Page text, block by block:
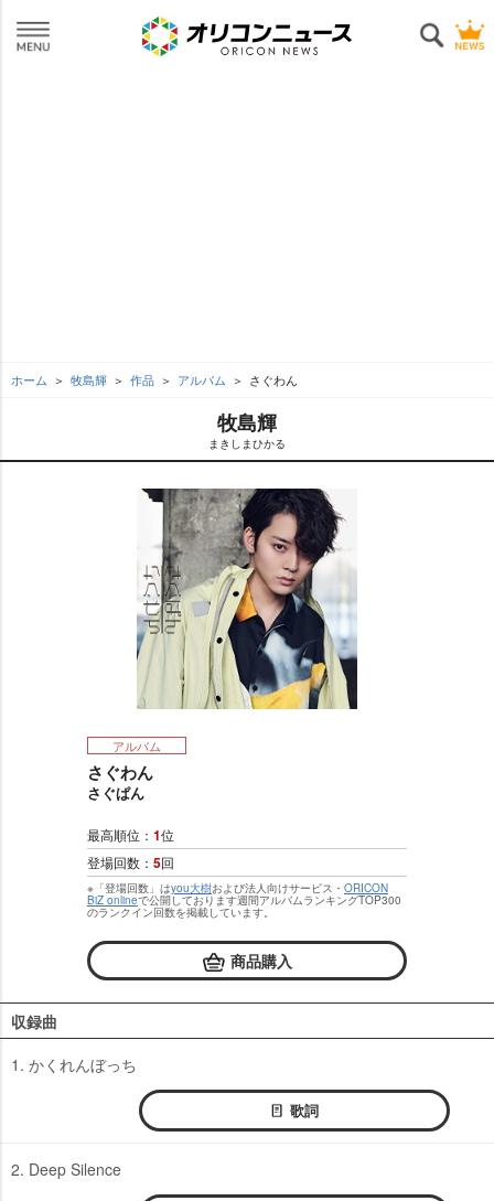
ホーム 牧島輝 作品 アルバム さぐわん
牧島輝
まきしまひかる
アルバム
さぐわん
さぐぱん
最高順位： 1位
登場回数： 5回
※「登場回数」はyou大樹および法人向けサービス・ ORICON
BiZ onlineで公開しております週間アルバムランキングTOP300
のランクイン回数を掲載しています。
商品購入
収録曲
1. かくれんぼっち
歌詞
2. Deep Silence